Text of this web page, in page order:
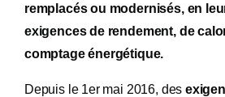
remplacés ou modernisés, en
exigences de rendement, de
comptage énergétique.
Depuis le 1er mai 2016, des